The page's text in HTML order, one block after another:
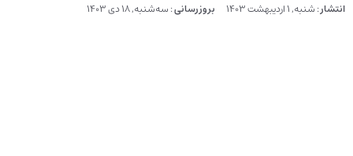
انتشار:شنبه, 1 اردیبهشت 1403 بروزرسانی:سه‌شنبه, 18 دی 1403